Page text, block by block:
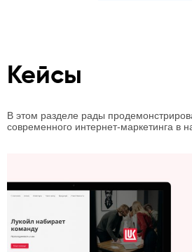
Кейсы
В этом разделе рады
современного интернет-маркетинга в